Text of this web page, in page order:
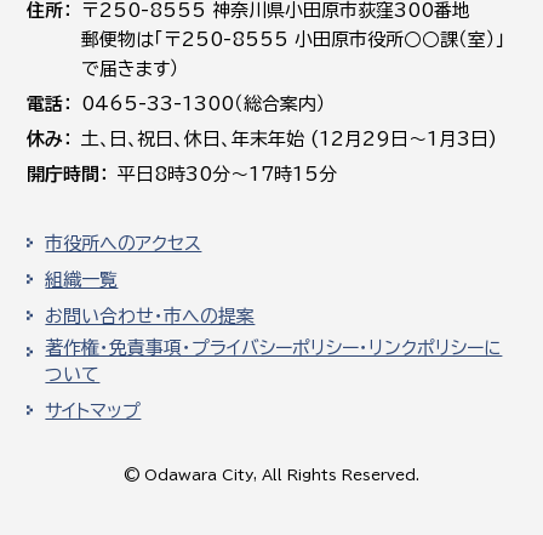
住所
〒250-8555 神奈川県小田原市荻窪300番地
郵便物は「〒250-8555 小田原市役所○○課（室）」
で届きます）
電話
0465-33-1300（総合案内）
休み
土､日､祝日、休日、年末年始 (12月29日～1月3日)
開庁時間
平日8時30分～17時15分
市役所へのアクセス
組織一覧
お問い合わせ・市への提案
著作権・免責事項・プライバシーポリシー・リンクポリシーに
ついて
サイトマップ
© Odawara City, All Rights Reserved.